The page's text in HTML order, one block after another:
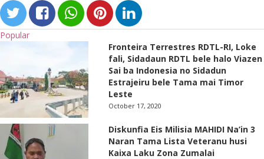
Popular
Fronteira Terrestres RDTL-RI, Loke
fali, Sidadaun RDTL bele halo Viazen
Sai ba Indonesia no Sidadun
Estrajeiru bele Tama mai Timor
Leste
October 17, 2020
Diskunfia Eis Milisia MAHIDI Na’in 3
Naran Tama Lista Veteranu husi
Kaixa Laku Zona Zumalai